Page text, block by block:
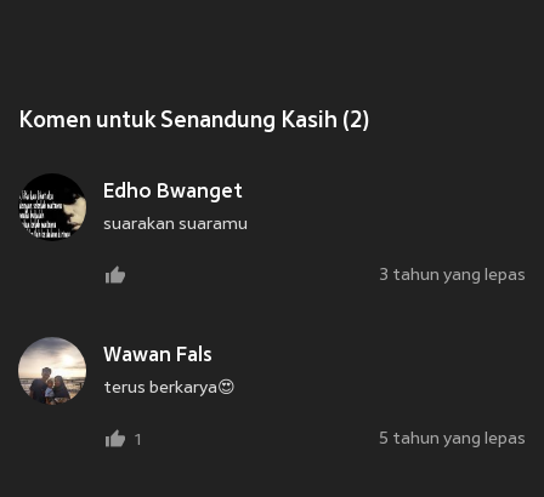
Komen untuk Senandung Kasih (2)
Edho Bwanget
suarakan suaramu
3 tahun yang lepas
Wawan Fals
terus berkarya😍
1 5 tahun yang lepas